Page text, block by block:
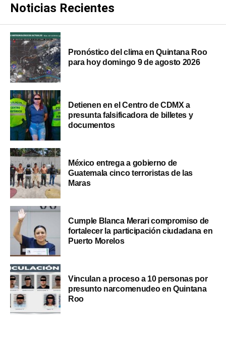
Noticias Recientes
Pronóstico del clima en Quintana Roo
para hoy domingo 9 de agosto 2026
Detienen en el Centro de CDMX a
presunta falsificadora de billetes y
documentos
México entrega a gobierno de
Guatemala cinco terroristas de las
Maras
Cumple Blanca Merari compromiso de
fortalecer la participación ciudadana en
Puerto Morelos
Vinculan a proceso a 10 personas por
presunto narcomenudeo en Quintana
Roo